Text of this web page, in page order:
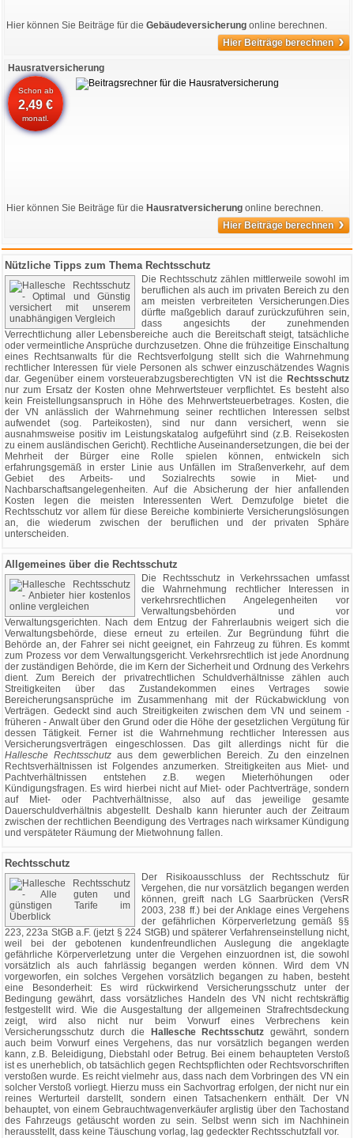
Hier können Sie Beiträge für die Gebäudeversicherung online berechnen.
Hier Beiträge berechnen ›
Hausratversicherung
Schon ab
2,49 €
monatl.
Hier können Sie Beiträge für die Hausratversicherung online berechnen.
Hier Beiträge berechnen ›
Nützliche Tipps zum Thema Rechtsschutz
Die Rechtsschutz zählen mittlerweile sowohl im
beruflichen als auch im privaten Bereich zu den
am meisten verbreiteten Versicherungen.Dies
dürfte maßgeblich darauf zurückzuführen sein,
dass angesichts der zunehmenden
Verrechtlichung aller Lebensbereiche auch die Bereitschaft steigt, tatsächliche
oder vermeintliche Ansprüche durchzusetzen. Ohne die frühzeitige Einschaltung
eines Rechtsanwalts für die Rechtsverfolgung stellt sich die Wahrnehmung
rechtlicher Interessen für viele Personen als schwer einzuschätzendes Wagnis
dar. Gegenüber einem vorsteuerabzugsberechtigten VN ist die Rechtsschutz
nur zum Ersatz der Kosten ohne Mehrwertsteuer verpflichtet. Es besteht also
kein Freistellungsanspruch in Höhe des Mehrwertsteuerbetrages. Kosten, die
der VN anlässlich der Wahrnehmung seiner rechtlichen Interessen selbst
aufwendet (sog. Parteikosten), sind nur dann versichert, wenn sie
ausnahmsweise positiv im Leistungskatalog aufgeführt sind (z.B. Reisekosten
zu einem ausländischen Gericht). Rechtliche Auseinandersetzungen, die bei der
Mehrheit der Bürger eine Rolle spielen können, entwickeln sich
erfahrungsgemäß in erster Linie aus Unfällen im Straßenverkehr, auf dem
Gebiet des Arbeits- und Sozialrechts sowie in Miet- und
Nachbarschaftsangelegenheiten. Auf die Absicherung der hier anfallenden
Kosten legen die meisten Interessenten Wert. Demzufolge bietet die
Rechtsschutz vor allem für diese Bereiche kombinierte Versicherungslösungen
an, die wiederum zwischen der beruflichen und der privaten Sphäre
unterscheiden.
Allgemeines über die Rechtsschutz
Die Rechtsschutz in Verkehrssachen umfasst
die Wahrnehmung rechtlicher Interessen in
verkehrsrechtlichen Angelegenheiten vor
Verwaltungsbehörden und vor
Verwaltungsgerichten. Nach dem Entzug der Fahrerlaubnis weigert sich die
Verwaltungsbehörde, diese erneut zu erteilen. Zur Begründung führt die
Behörde an, der Fahrer sei nicht geeignet, ein Fahrzeug zu führen. Es kommt
zum Prozess vor dem Verwaltungsgericht. Verkehrsrechtlich ist jede Anordnung
der zuständigen Behörde, die im Kern der Sicherheit und Ordnung des Verkehrs
dient. Zum Bereich der privatrechtlichen Schuldverhältnisse zählen auch
Streitigkeiten über das Zustandekommen eines Vertrages sowie
Bereicherungsansprüche im Zusammenhang mit der Rückabwicklung von
Verträgen. Gedeckt sind auch Streitigkeiten zwischen dem VN und seinem -
früheren - Anwalt über den Grund oder die Höhe der gesetzlichen Vergütung für
dessen Tätigkeit. Ferner ist die Wahrnehmung rechtlicher Interessen aus
Versicherungsverträgen eingeschlossen. Das gilt allerdings nicht für die
Hallesche Rechtsschutz aus dem gewerblichen Bereich. Zu den einzelnen
Rechtsverhältnissen ist Folgendes anzumerken. Streitigkeiten aus Miet- und
Pachtverhältnissen entstehen z.B. wegen Mieterhöhungen oder
Kündigungsfragen. Es wird hierbei nicht auf Miet- oder Pachtverträge, sondern
auf Miet- oder Pachtverhältnisse, also auf das jeweilige gesamte
Dauerschuldverhältnis abgestellt. Deshalb kann hierunter auch der Zeitraum
zwischen der rechtlichen Beendigung des Vertrages nach wirksamer Kündigung
und verspäteter Räumung der Mietwohnung fallen.
Rechtsschutz
Der Risikoausschluss der Rechtsschutz für
Vergehen, die nur vorsätzlich begangen werden
können, greift nach LG Saarbrücken (VersR
2003, 238 ff.) bei der Anklage eines Vergehens
der gefährlichen Körperverletzung gemäß §§
223, 223a StGB a.F. (jetzt § 224 StGB) und späterer Verfahrenseinstellung nicht,
weil bei der gebotenen kundenfreundlichen Auslegung die angeklagte
gefährliche Körperverletzung unter die Vergehen einzuordnen ist, die sowohl
vorsätzlich als auch fahrlässig begangen werden können. Wird dem VN
vorgeworfen, ein solches Vergehen vorsätzlich begangen zu haben, besteht
eine Besonderheit: Es wird rückwirkend Versicherungsschutz unter der
Bedingung gewährt, dass vorsätzliches Handeln des VN nicht rechtskräftig
festgestellt wird. Wie die Ausgestaltung der allgemeinen Strafrechtsdeckung
zeigt, wird also nicht nur beim Vorwurf eines Verbrechens kein
Versicherungsschutz durch die
Hallesche Rechtsschutzgewährt, sondern
auch beim Vorwurf eines Vergehens, das nur vorsätzlich begangen werden
kann, z.B. Beleidigung, Diebstahl oder Betrug. Bei einem behaupteten Verstoß
ist es unerheblich, ob tatsächlich gegen Rechtspflichten oder Rechtsvorschriften
verstoßen wurde. Es reicht vielmehr aus, dass nach dem Vorbringen des VN ein
solcher Verstoß vorliegt. Hierzu muss ein Sachvortrag erfolgen, der nicht nur ein
reines Werturteil darstellt, sondern einen Tatsachenkern enthält. Der VN
behauptet, von einem Gebrauchtwagenverkäufer arglistig über den Tachostand
des Fahrzeugs getäuscht worden zu sein. Selbst wenn sich im Nachhinein
herausstellt, dass keine Täuschung vorlag, lag gedeckter Rechtsschutzfall vor.